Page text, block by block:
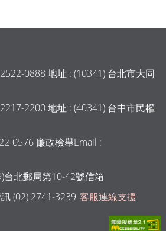
0888 地址 : (10341) 台北市大同
2200 地址 : (40341) 台中市民權
0576 廉政檢舉Email :
台北郵局第10-42號信箱
(02) 2741-3239 客服連線支援